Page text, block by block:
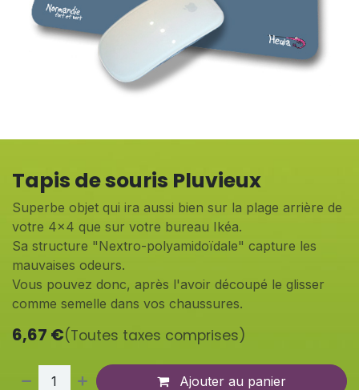
Tapis de souris Pluvieux
Superbe objet qui ira aussi bien sur la plage arrière de
votre 4x4 que sur votre bureau Ikéa.
Sa structure "Nextro-polyamidoïdale" capture les
mauvaises odeurs.
Vous pouvez donc, après l'avoir découpé le glisser
comme semelle dans vos chaussures.
6,67 €(Toutes taxes comprises)
Ajouter au panier